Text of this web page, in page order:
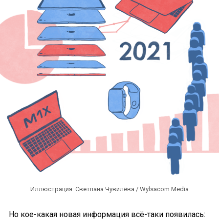
Иллюстрация: Светлана Чувилёва / Wylsacom Media
Но кое-какая новая информация всё-таки появилась: